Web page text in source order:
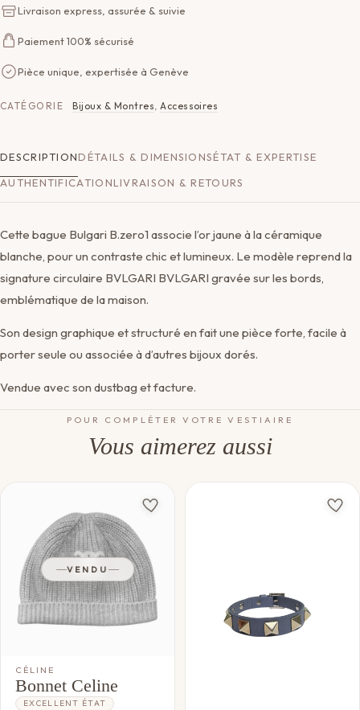
Livraison express, assurée & suivie
Paiement 100% sécurisé
Pièce unique, expertisée à Genève
CATÉGORIE Bijoux & Montres,Accessoires
DESCRIPTIONDÉTAILS & DIMENSIONSÉTAT & EXPERTISE
AUTHENTIFICATIONLIVRAISON & RETOURS
Cette bague Bulgari B.zero1 associe l’or jaune à la céramique
blanche, pour un contraste chic et lumineux. Le modèle reprend la
signature circulaire BVLGARI BVLGARI gravée sur les bords,
emblématique de la maison.
Son design graphique et structuré en fait une pièce forte, facile à
porter seule ou associée à d’autres bijoux dorés.
Vendue avec son dustbag et facture.
POUR COMPLÉTER VOTRE VESTIAIRE
Vous aimerez aussi
VENDU
CÉLINE
Bonnet Celine
EXCELLENT ÉTAT